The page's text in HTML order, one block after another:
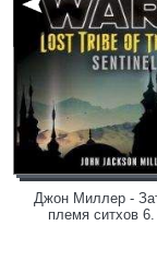
Джон Миллер -
племя ситхов